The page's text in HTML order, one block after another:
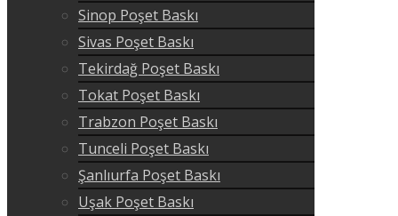
Sinop Poşet Baskı
Sivas Poşet Baskı
Tekirdağ Poşet Baskı
Tokat Poşet Baskı
Trabzon Poşet Baskı
Tunceli Poşet Baskı
Şanlıurfa Poşet Baskı
Uşak Poşet Baskı